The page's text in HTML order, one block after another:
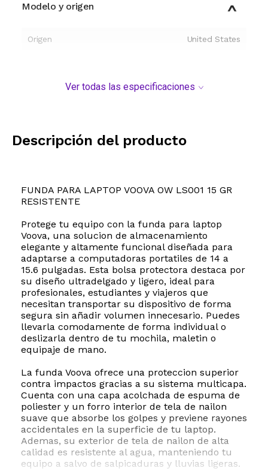
Modelo y origen
Origen United States
Ver todas las especificaciones
Descripción del producto
FUNDA PARA LAPTOP VOOVA OW LS001 15 GR
RESISTENTE
Protege tu equipo con la funda para laptop
Voova, una solucion de almacenamiento
elegante y altamente funcional diseñada para
adaptarse a computadoras portatiles de 14 a
15.6 pulgadas. Esta bolsa protectora destaca por
su diseño ultradelgado y ligero, ideal para
profesionales, estudiantes y viajeros que
necesitan transportar su dispositivo de forma
segura sin añadir volumen innecesario. Puedes
llevarla comodamente de forma individual o
deslizarla dentro de tu mochila, maletin o
equipaje de mano.
La funda Voova ofrece una proteccion superior
contra impactos gracias a su sistema multicapa.
Cuenta con una capa acolchada de espuma de
poliester y un forro interior de tela de nailon
suave que absorbe los golpes y previene rayones
accidentales en la superficie de tu laptop.
Ademas, su exterior de tela de nailon de alta
calidad es resistente al agua, manteniendo tu
equipo a salvo de salpicaduras y lluvias ligeras.